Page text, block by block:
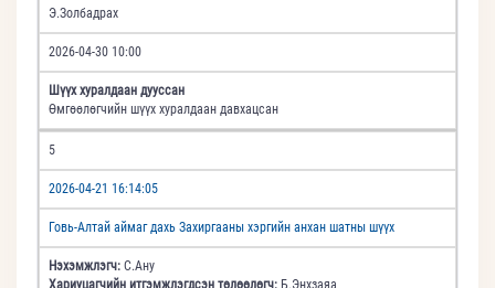
Э.Золбадрах
2026-04-30 10:00
Шүүх хуралдаан дууссан
Өмгөөлөгчийн шүүх хуралдаан давхацсан
5
2026-04-21 16:14:05
Говь-Алтай аймаг дахь Захиргааны хэргийн анхан шатны шүүх
Нэхэмжлэгч: С.Ану
Хариуцагчийн итгэмжлэгдсэн төлөөлөгч: Б.Энхзаяа